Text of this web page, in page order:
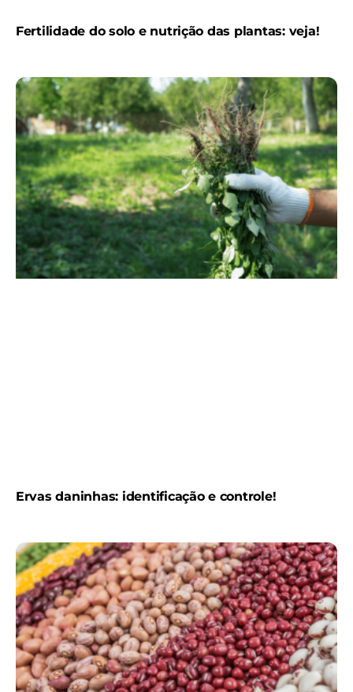
Fertilidade do solo e nutrição das plantas: veja!
Ervas daninhas: identificação e controle!